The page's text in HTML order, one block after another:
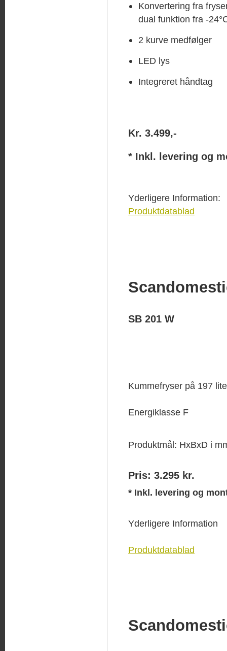
Konvertering fra
dual funktion fra -
2 kurve medfølger
LED lys
Integreret håndtag
Kr. 3.499,-
* Inkl. levering og
Yderligere Information:
Produktdatablad
SB 201 W
Kummefryser på 197
Energiklasse F
Produktmål: HxBxD i
Pris: 3.295 kr.
* Inkl. levering og
Yderligere Information
Produktdatablad